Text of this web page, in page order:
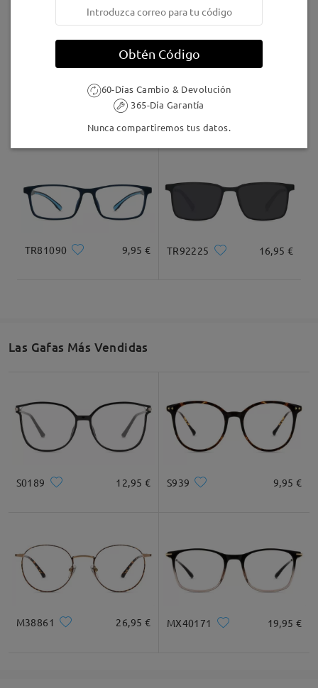
Envío
5-7 días laborales
Llegado
8,00 €
TR81090 9,95 € TR92225 16,95 €
Las Gafas Más Vendidas
S0189 12,95 € S939 9,95 €
M38861 26,95 € MX40171 19,95 €
Obtén Código
60-Días Cambio & Devolución
365-Día Garantía
Nunca compartiremos tus datos.